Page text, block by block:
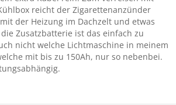
reicht der Zigarettenanzünder
der Heizung im Dachzelt und etwas
Zusatzbatterie ist das einfach zu
nicht welche Lichtmaschine in meinem
mit bis zu 150Ah, nur so nebenbei.